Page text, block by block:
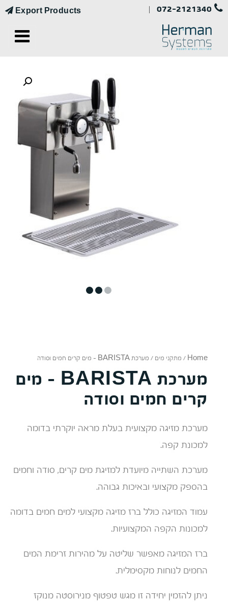
Export Products
Home
/ מתקני מים / מערכת BARISTA – מים קרים חמים וסודה
מערכת BARISTA - מים
קרים חמים וסודה
מערכת מזיגה מקצועית בעלת מראה יוקרתי בדומה
למכונת קפה.
מערכת השתייה מיועדת למזיגת מים קרים, סודה וחמים
בהספק מקצועי ובאיכות גבוהה.
עמוד המזיגה כולל ברז מזיגה מקצועי למים חמים בדומה
למכונות הקפה המקצועיות.
ברז המזיגה מאפשר שליטה על מהירות זרימת המים
החמים לנוחות מקסימלית.
ניתן להזמין יחידה זו מגש טפטוף מנירוסטה מנוקז
1
2
3